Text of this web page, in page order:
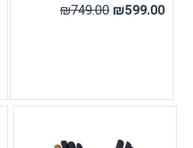
₪599.00
₪749.00